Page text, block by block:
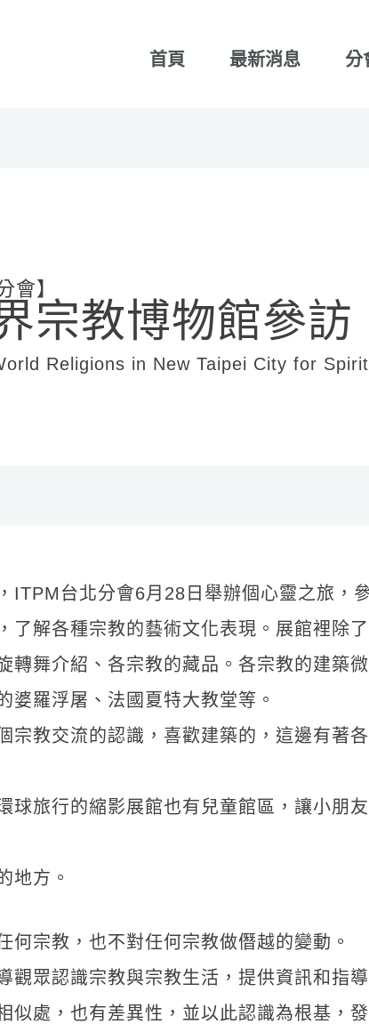
首頁 最新消息 分
會】
宗教博物館參訪
Religions in New Taipei City for
ITPM台北分會6月28日舉辦個心靈之旅，
了解各種宗教的藝術文化表現。展館裡除
轉舞介紹、各宗教的藏品。各宗教的建築
婆羅浮屠、法國夏特大教堂等。
宗教交流的認識，喜歡建築的，這邊有著
球旅行的縮影展館也有兒童館區，讓小朋
地方。
何宗教，也不對任何宗教做僭越的變動。
觀眾認識宗教與宗教生活，提供資訊和指
似處，也有差異性，並以此認識為根基，